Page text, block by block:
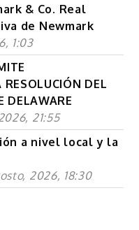
& Co. Real
de Newmark
1:03
DEL
DELAWARE
21:55
a nivel local y la
2026, 18:30